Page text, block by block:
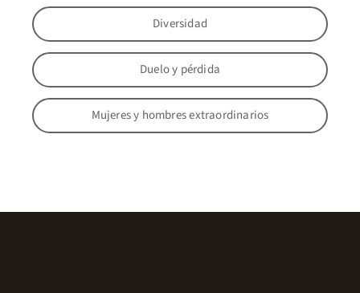
Diversidad
Duelo y pérdida
Mujeres y hombres extraordinarios